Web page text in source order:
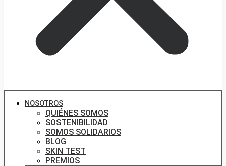
NOSOTROS
QUIÉNES SOMOS
SOSTENIBILIDAD
SOMOS SOLIDARIOS
BLOG
SKIN TEST
PREMIOS